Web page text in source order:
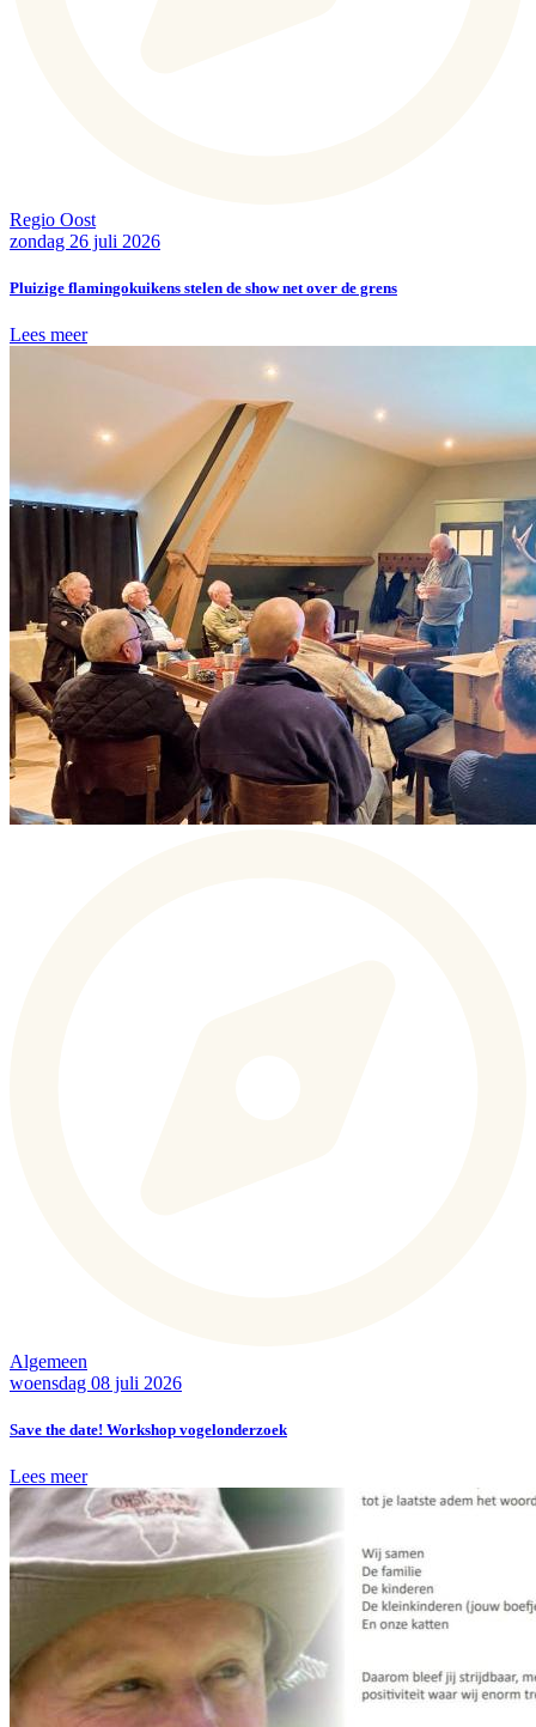
Regio Oost
zondag 26 juli 2026
Pluizige flamingokuikens stelen de show net over de grens
Lees meer
Algemeen
woensdag 08 juli 2026
Save the date! Workshop vogelonderzoek
Lees meer